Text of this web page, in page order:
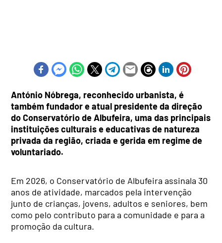
António Nóbrega, reconhecido urbanista, é
também fundador e atual presidente da direção
do Conservatório de Albufeira, uma das principais
instituições culturais e educativas de natureza
privada da região, criada e gerida em regime de
voluntariado.
Em 2026, o Conservatório de Albufeira assinala 30
anos de atividade, marcados pela intervenção
junto de crianças, jovens, adultos e seniores, bem
como pelo contributo para a comunidade e para a
promoção da cultura.